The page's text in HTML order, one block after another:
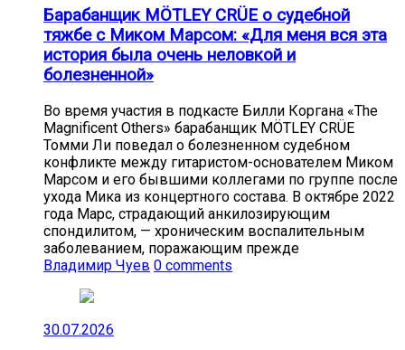
Барабанщик MÖTLEY CRÜE о судебной
тяжбе с Миком Марсом: «Для меня вся эта
история была очень неловкой и
болезненной»
Во время участия в подкасте Билли Коргана «The
Magnificent Others» барабанщик MÖTLEY CRÜE
Томми Ли поведал о болезненном судебном
конфликте между гитаристом-основателем Миком
Марсом и его бывшими коллегами по группе после
ухода Мика из концертного состава. В октябре 2022
года Марс, страдающий анкилозирующим
спондилитом, — хроническим воспалительным
заболеванием, поражающим прежде
Владимир Чуев 0 comments
30.07.2026